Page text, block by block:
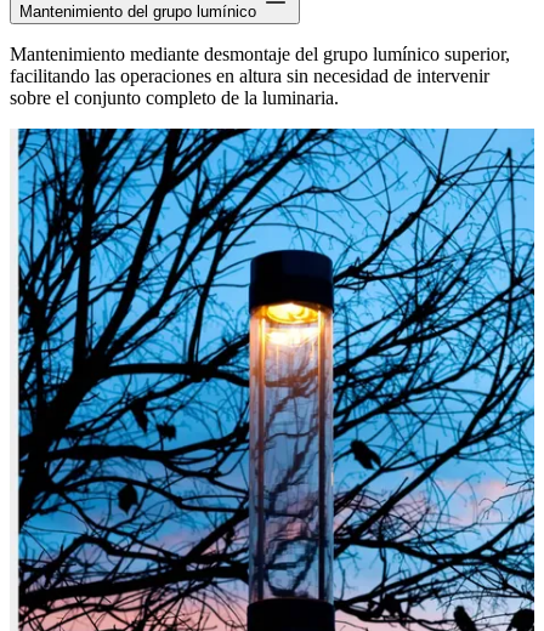
Mantenimiento del grupo lumínico
Mantenimiento mediante desmontaje del grupo lumínico superior,
facilitando las operaciones en altura sin necesidad de intervenir
sobre el conjunto completo de la luminaria.